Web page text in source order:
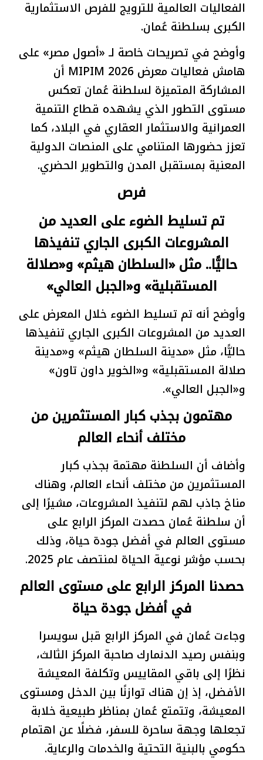
الفعاليات العالمية للترويج للفرص الاستثمارية
الكبرى بسلطنة عُمان.
وأوضح في تصريحات خاصة لـ «أصول مصر» على
هامش فعاليات معرض MIPIM 2026 أن
المشاركة المتميزة لسلطنة عُمان تعكس
مستوى التطور الذي يشهده قطاع التنمية
العمرانية والاستثمار العقاري في البلاد، كما
تعزز حضورها المتنامي على المنصات الدولية
المعنية بمستقبل المدن والتطوير الحضري.
فرص
تم تسليط الضوء على العديد من
المشروعات الكبرى الجاري تنفيذها
حاليًّا.. مثل «السلطان هيثم» و«صلالة
المستقبلية» و«الجبل العالي»
وأوضح أنه تم تسليط الضوء خلال المعرض على
العديد من المشروعات الكبرى الجاري تنفيذها
حاليًّا، مثل «مدينة السلطان هيثم» و«مدينة
صلالة المستقبلية» و«الخوير داون تاون»
و«الجبل العالي».
مهتمون بجذب كبار المستثمرين من
مختلف أنحاء العالم
وأضاف أن السلطنة مهتمة بجذب كبار
المستثمرين من مختلف أنحاء العالم، وهناك
مناخ جاذب لهم لتنفيذ المشروعات، مشيرًا إلى
أن سلطنة عُمان حصدت المركز الرابع على
مستوى العالم في أفضل جودة حياة، وذلك
بحسب مؤشر نوعية الحياة لمنتصف عام 2025.
حصدنا المركز الرابع على مستوى العالم
في أفضل جودة حياة
وجاءت عُمان في المركز الرابع قبل سويسرا
وبنفس رصيد الدنمارك صاحبة المركز الثالث،
نظرًا إلى باقي المقاييس وتكلفة المعيشة
الأفضل، إذ إن هناك توازنًا بين الدخل ومستوى
المعيشة، وتتمتع عُمان بمناظر طبيعية خلابة
تجعلها وجهة ساحرة للسفر، فضلًا عن اهتمام
حكومي بالبنية التحتية والخدمات والرعاية.